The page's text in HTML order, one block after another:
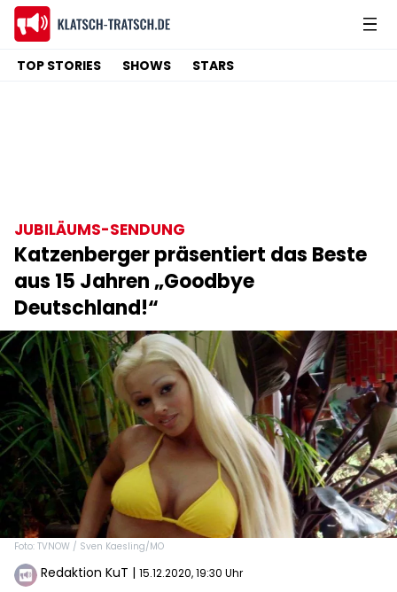
TOP STORIES SHOWS STARS
JUBILÄUMS-SENDUNG
Katzenberger präsentiert das Beste
aus 15 Jahren „Goodbye
Deutschland!“
Foto: TVNOW / Sven Kaesling/MO
Redaktion KuT | 15.12.2020, 19:30 Uhr